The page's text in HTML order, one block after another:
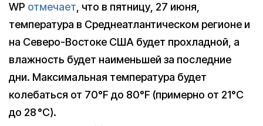
WP отмечает , что в пятницу, 27 июня,
температура в Среднеатлантическом регионе и
на Северо-Востоке США будет прохладной, а
влажность будет наименьшей за последние
дни. Максимальная температура будет
колебаться от 70°F до 80°F (примерно от 21°C
до 28 °C).